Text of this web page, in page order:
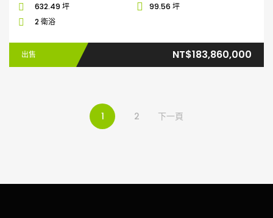
632.49 坪
99.56 坪
2 衛浴
出售 NT$183,860,000
1 2 下一頁